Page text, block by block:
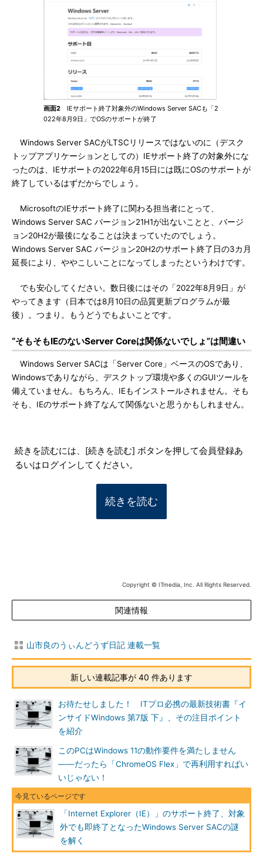
画面2 IEサポート終了対象外のWindows Server SACも「2
022年8月9日」でOSのサポートが終了
Windows Server SACがLTSCリリースではないのに（デスク
トップアプリケーションとしての）IEサポート終了の対象外にな
ったのは、IEサポートの2022年6月15日には既にOSのサポートが
終了しているはずだからでしょう。
MicrosoftのIEサポート終了に関わる担当者にとって、
Windows Server SAC バージョン21H1が出ないことと、バージ
ョン20H2が最後になることは決まっていたのでしょう。
Windows Server SAC バージョン20H2のサポート終了日の3カ月
延長により、ややこしいことになってしまったというわけです。
でも安心してください。数日後にはその「2022年8月9日」が
やってきます（日本では8月10日の品質更新プログラムが最
後）。つまり。もうどうでもよいことです。
“そもそもIEのないServer Coreは関係ないでしょ”は間違い
Windows Server SACは「Server Core」ベースのOSであり、
Windowsでありながら、デスクトップ環境や多くのGUIツールを
備えていません。もちろん、IEもインストールされません。そも
そも、IEのサポート終了なんて関係ないと思うかもしれません。
続きを読むには、[続きを読む] ボタンを押して会員登録あ
るいはログインしてください。
続きを読む
Copyright © ITmedia, Inc. All Rights Reserved.
関連情報
山市良のうぃんどうず日記 連載一覧
新しい連載記事が 40 件あります
お待たせしました！ ITプロ必携の最新技術書『イ
ンサイドWindows 第7版 下』、その注目ポイント
を紹介
このPCはWindows 11の動作要件を満たしません
――だったら「ChromeOS Flex」で再利用すればい
いじゃない！
「Internet Explorer（IE）」のサポート終了、対象
外でも即終了となったWindows Server SACの謎
を解く